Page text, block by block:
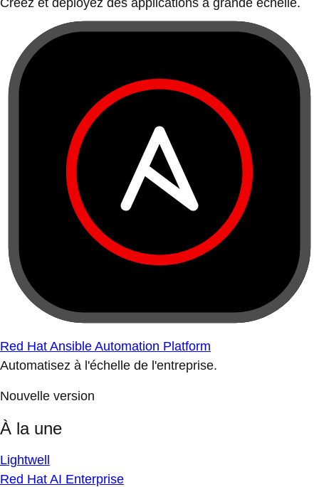
Créez et déployez des applications à grande échelle.
Red Hat Ansible Automation Platform
Automatisez à l'échelle de l'entreprise.
Nouvelle version
À la une
Lightwell
Red Hat AI Enterprise